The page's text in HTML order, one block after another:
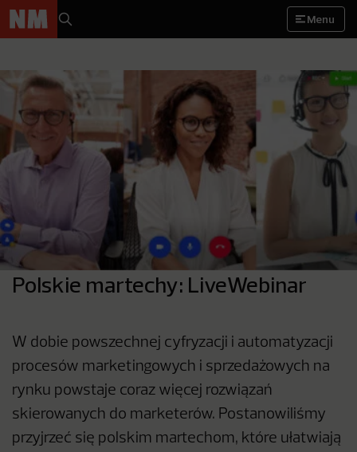
Menu
Polskie martechy: LiveWebinar
W dobie powszechnej cyfryzacji i automatyzacji
procesów marketingowych i sprzedażowych na
rynku powstaje coraz więcej rozwiązań
skierowanych do marketerów. Postanowiliśmy
przyjrzeć się polskim martechom, które ułatwiają